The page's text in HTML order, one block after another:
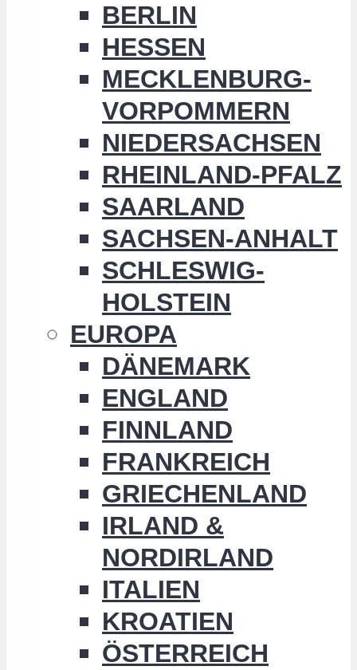
BERLIN
HESSEN
MECKLENBURG-
VORPOMMERN
NIEDERSACHSEN
RHEINLAND-PFALZ
SAARLAND
SACHSEN-ANHALT
SCHLESWIG-
HOLSTEIN
EUROPA
DÄNEMARK
ENGLAND
FINNLAND
FRANKREICH
GRIECHENLAND
IRLAND &
NORDIRLAND
ITALIEN
KROATIEN
ÖSTERREICH